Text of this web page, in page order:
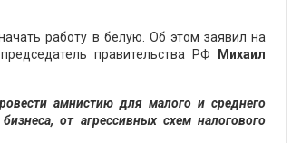
работу в белую. Об этом заявил на
председатель правительства РФ Михаил
амнистию для малого и среднего
от агрессивных схем налогового